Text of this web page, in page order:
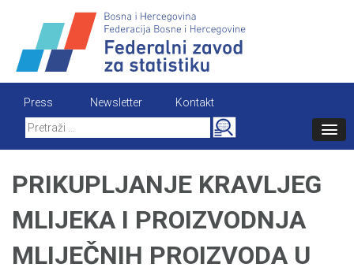
content
Press Newsletter
Kontakt
Search
for:
PRIKUPLJANJE KRAVLJEG
MLIJEKA I PROIZVODNJA
MLIJEČNIH PROIZVODA U